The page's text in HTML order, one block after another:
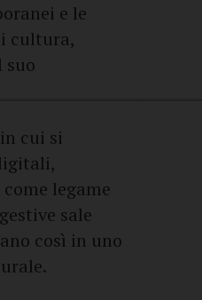
e le
cultura,
suo
cui si
come legame
sale
così in uno